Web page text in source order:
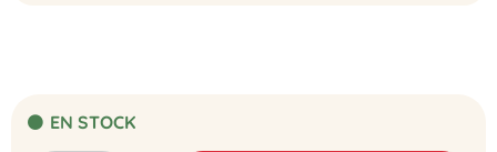
EN STOCK